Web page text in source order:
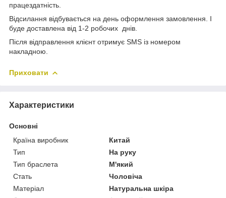
працездатність.
Відсилання відбувається на день оформлення замовлення. І
буде доставлена від 1-2 робочих днів.
Після відправлення клієнт отримує SMS із номером
накладною.
Приховати
Характеристики
Основні
Країна виробник
Китай
Тип
На руку
Тип браслета
М'який
Стать
Чоловіча
Матеріал
Натуральна шкіра